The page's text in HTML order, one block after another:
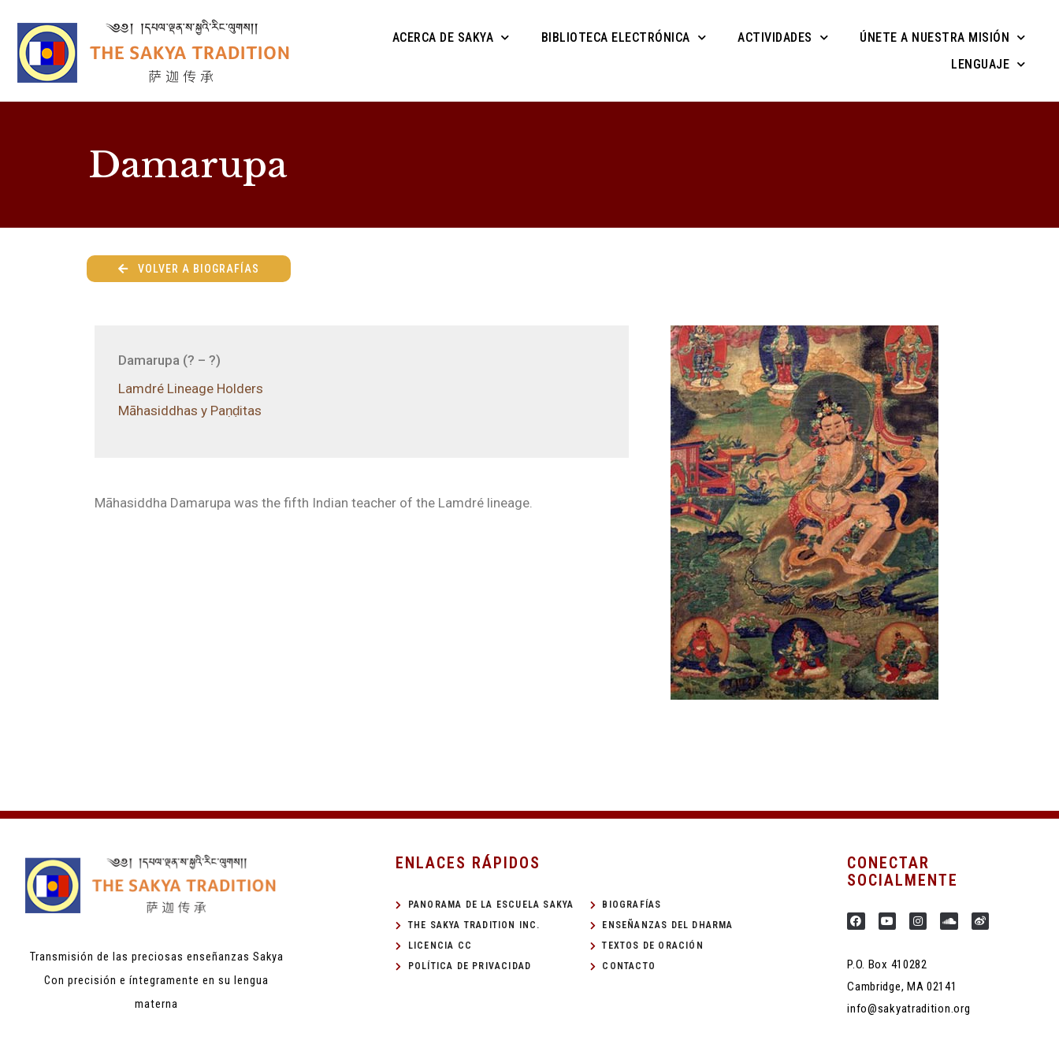
ACERCA DE SAKYA BIBLIOTECA ELECTRÓNICA ACTIVIDADES
ÚNETE A NUESTRA MISIÓN
LENGUAJE
Damarupa
VOLVER A BIOGRAFÍAS
Damarupa (? – ?)
Lamdré Lineage Holders
Māhasiddhas y Paṇḍitas
Māhasiddha Damarupa was the fifth Indian teacher of the Lamdré lineage.
Transmisión de las preciosas enseñanzas Sakya
Con precisión e íntegramente en su lengua
materna
ENLACES RÁPIDOS
PANORAMA DE LA ESCUELA SAKYA
THE SAKYA TRADITION INC.
LICENCIA CC
POLÍTICA DE PRIVACIDAD
BIOGRAFÍAS
ENSEÑANZAS DEL DHARMA
TEXTOS DE ORACIÓN
CONTACTO
CONECTAR
SOCIALMENTE
P.O. Box 410282
Cambridge, MA 02141
info@sakyatradition.org